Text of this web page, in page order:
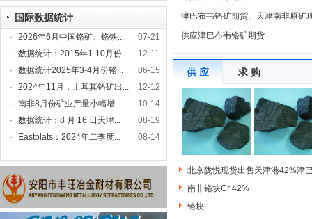
国际数据统计
· 2026年6月中国铬矿、铬铁...
07-21
·
数据统计：2015年1-10月份...
12-11
·
数据统计2025年3-4月份铬...
06-15
·
2024年11月，土耳其铬矿出...
12-12
·
南非8月份矿业产量小幅增...
10-14
·
数据统计：8 月 16 日天津...
08-19
·
Eastplats：2024年二季度... 08-14
津巴布韦铬矿期货、天津南非原矿
供应津巴布韦铬矿期货
供 应 求 购
北京陇悦现货出售天津港42%津
南非铬块Cr 42%
铬块